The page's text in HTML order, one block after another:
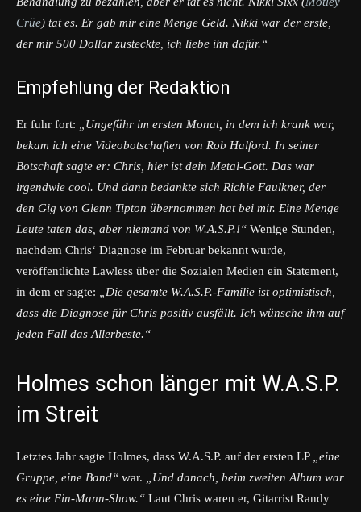
Crüe) tat es. Er gab mir eine Menge Geld. Nikki war der erste,
der mir 500 Dollar zusteckte, ich liebe ihn dafür.“
Empfehlung der Redaktion
Er fuhr fort:
„Ungefähr im ersten Monat, in dem ich krank war,
bekam ich eine Videobotschaften von Rob Halford. In seiner
Botschaft sagte er: Chris, hier ist dein Metal-Gott. Das war
irgendwie cool. Und dann bedankte sich Richie Faulkner, der
den Gig von Glenn Tipton übernommen hat bei mir. Eine Menge
Leute taten das, aber niemand von W.A.S.P.!“ Wenige Stunden,
nachdem Chris‘ Diagnose im Februar bekannt wurde,
veröffentlichte Lawless über die Sozialen Medien ein Statement,
in dem er sagte:
„Die gesamte W.A.S.P.-Familie ist optimistisch,
dass die Diagnose für Chris positiv ausfällt. Ich wünsche ihm auf
jeden Fall das Allerbeste.“
Holmes schon länger mit W.A.S.P.
im Streit
Letztes Jahr sagte Holmes, dass W.A.S.P. auf der ersten LP
„eine
Gruppe, eine Band“ war.
„Und danach, beim zweiten Album war
es eine Ein-Mann-Show.“ Laut Chris waren er, Gitarrist Randy